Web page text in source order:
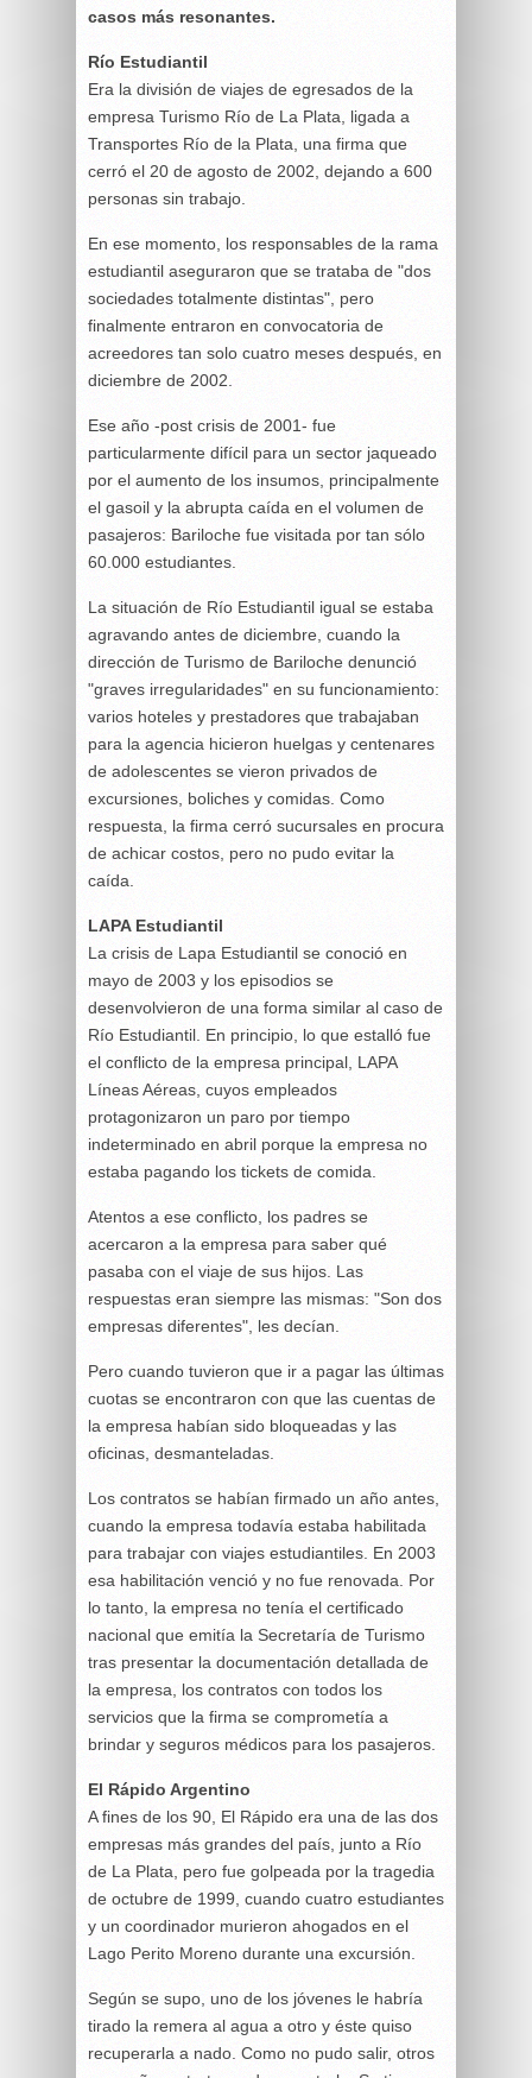
casos más resonantes.
Río Estudiantil
Era la división de viajes de egresados de la
empresa Turismo Río de La Plata, ligada a
Transportes Río de la Plata, una firma que
cerró el 20 de agosto de 2002, dejando a 600
personas sin trabajo.
En ese momento, los responsables de la rama
estudiantil aseguraron que se trataba de "dos
sociedades totalmente distintas", pero
finalmente entraron en convocatoria de
acreedores tan solo cuatro meses después, en
diciembre de 2002.
Ese año -post crisis de 2001- fue
particularmente difícil para un sector jaqueado
por el aumento de los insumos, principalmente
el gasoil y la abrupta caída en el volumen de
pasajeros: Bariloche fue visitada por tan sólo
60.000 estudiantes.
La situación de Río Estudiantil igual se estaba
agravando antes de diciembre, cuando la
dirección de Turismo de Bariloche denunció
"graves irregularidades" en su funcionamiento:
varios hoteles y prestadores que trabajaban
para la agencia hicieron huelgas y centenares
de adolescentes se vieron privados de
excursiones, boliches y comidas. Como
respuesta, la firma cerró sucursales en procura
de achicar costos, pero no pudo evitar la
caída.
LAPA Estudiantil
La crisis de Lapa Estudiantil se conoció en
mayo de 2003 y los episodios se
desenvolvieron de una forma similar al caso de
Río Estudiantil. En principio, lo que estalló fue
el conflicto de la empresa principal, LAPA
Líneas Aéreas, cuyos empleados
protagonizaron un paro por tiempo
indeterminado en abril porque la empresa no
estaba pagando los tickets de comida.
Atentos a ese conflicto, los padres se
acercaron a la empresa para saber qué
pasaba con el viaje de sus hijos. Las
respuestas eran siempre las mismas: "Son dos
empresas diferentes", les decían.
Pero cuando tuvieron que ir a pagar las últimas
cuotas se encontraron con que las cuentas de
la empresa habían sido bloqueadas y las
oficinas, desmanteladas.
Los contratos se habían firmado un año antes,
cuando la empresa todavía estaba habilitada
para trabajar con viajes estudiantiles. En 2003
esa habilitación venció y no fue renovada. Por
lo tanto, la empresa no tenía el certificado
nacional que emitía la Secretaría de Turismo
tras presentar la documentación detallada de
la empresa, los contratos con todos los
servicios que la firma se comprometía a
brindar y seguros médicos para los pasajeros.
El Rápido Argentino
A fines de los 90, El Rápido era una de las dos
empresas más grandes del país, junto a Río
de La Plata, pero fue golpeada por la tragedia
de octubre de 1999, cuando cuatro estudiantes
y un coordinador murieron ahogados en el
Lago Perito Moreno durante una excursión.
Según se supo, uno de los jóvenes le habría
tirado la remera al agua a otro y éste quiso
recuperarla a nado. Como no pudo salir, otros